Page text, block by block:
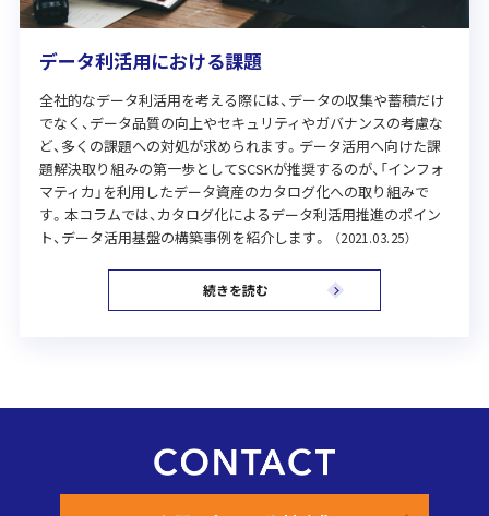
データ利活用における課題
全社的なデータ利活用を考える際には、データの収集や蓄積だけ
でなく、データ品質の向上やセキュリティやガバナンスの考慮な
ど、多くの課題への対処が求められます。データ活用へ向けた課
題解決取り組みの第一歩としてSCSKが推奨するのが、「インフォ
マティカ」を利用したデータ資産のカタログ化への取り組みで
す。本コラムでは、カタログ化によるデータ利活用推進のポイン
ト、データ活用基盤の構築事例を紹介します。
（2021.03.25）
続きを読む